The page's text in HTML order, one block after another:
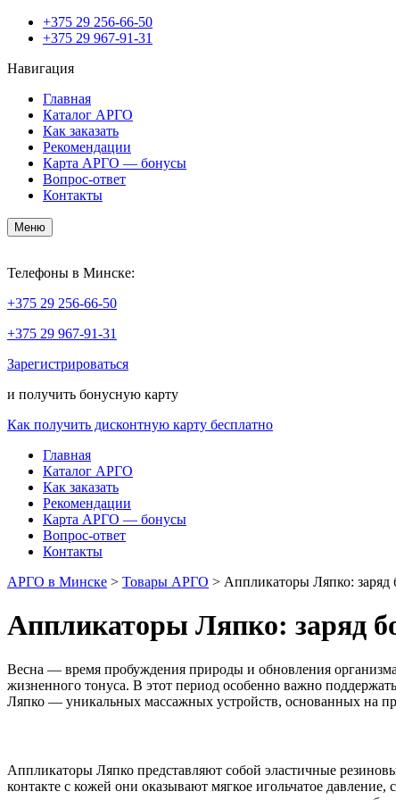
+375 29 256-66-50
+375 29 967-91-31
Навигация
Главная
Каталог АРГО
Как заказать
Рекомендации
Карта АРГО — бонусы
Вопрос-ответ
Контакты
Меню
Телефоны в Минске:
+375 29 256-66-50
+375 29 967-91-31
Зарегистрироваться
и получить бонусную карту
Как получить дисконтную карту бесплатно
Главная
Каталог АРГО
Как заказать
Рекомендации
Карта АРГО — бонусы
Вопрос-ответ
Контакты
АРГО в Минске > Товары АРГО > Аппликаторы Ляпко: заряд
Аппликаторы Ляпко: заряд
Весна — время пробуждения природы и обновления
жизненного тонуса. В этот период особенно важно
Ляпко — уникальных массажных устройств, основанных на
Аппликаторы Ляпко представляют собой эластичные
контакте с кожей они оказывают мягкое игольчатое